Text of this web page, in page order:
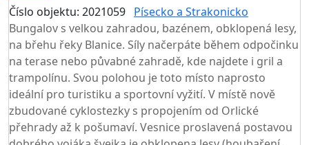
Číslo objektu: 2021059 Písecko a Strakonicko
Bungalov s velkou zahradou, bazénem, obklopená lesy,
na břehu řeky Blanice. Síly načerpáte během odpočinku
na terase nebo půvabné zahradě, kde najdete i gril a
trampolínu. Svou polohou je toto místo naprosto
ideální pro turistiku a sportovní vyžití. V místě nově
zbudované cyklostezky s propojením od Orlické
přehrady až k pošumaví. Vesnice proslavená postavou